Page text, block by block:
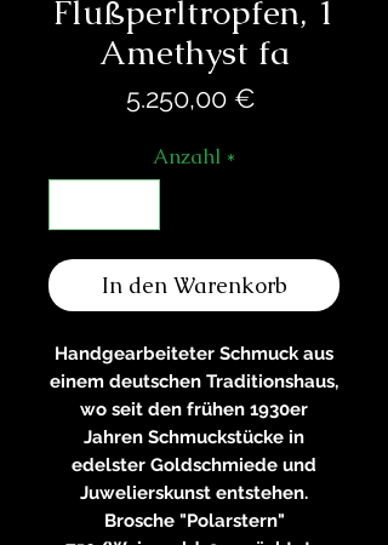
Flußperltropfen, 1
Amethyst fa
5.250,00 €
Anzahl *
In den Warenkorb
Handgearbeiteter Schmuck aus
einem deutschen Traditionshaus,
wo seit den frühen 1930er
Jahren Schmuckstücke in
edelster Goldschmiede und
Juwelierskunst entstehen.
Brosche "Polarstern"